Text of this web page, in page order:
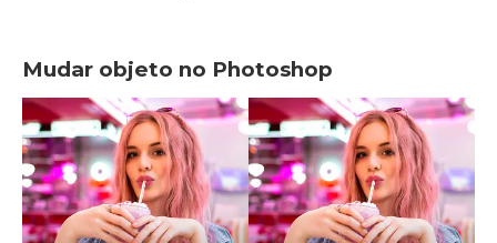
Mudar objeto no Photoshop